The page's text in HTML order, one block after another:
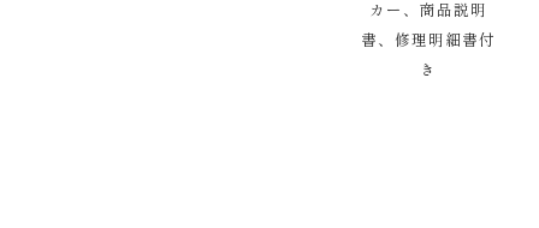
カー、商品説明
書、修理明細書付
き